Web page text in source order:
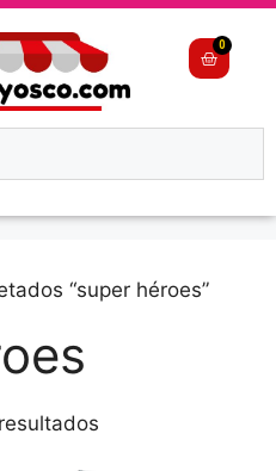
0
“super héroes”